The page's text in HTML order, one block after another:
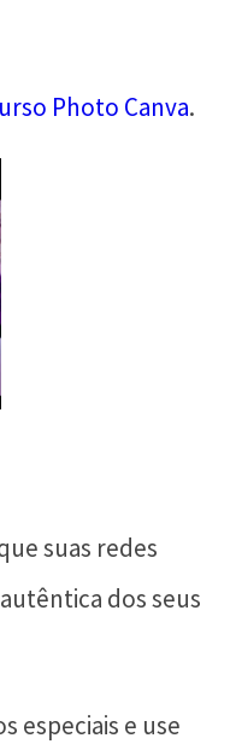
Photo Canva.
suas redes
dos seus
especiais e use